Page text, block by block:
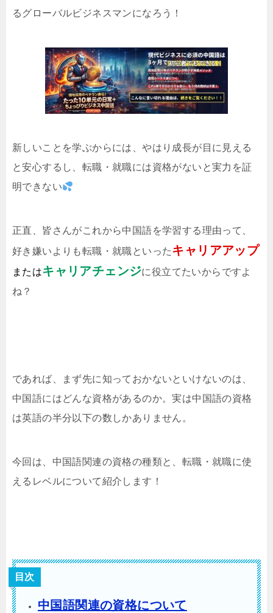
るグローバルビジネスマンになろう！
新しいことを学ぶからには、やはり成長が目に見える
と安心するし、転職・就職には資格がないと実力を証
明できない
正直、皆さんがこれから中国語を学習する理由って、
好き嫌いよりも転職・就職といった キャリアアップ
またはキャリアチェンジに役立てたいからですよ
ね？
であれば、まず先に知っておかないといけないのは、
中国語にはどんな資格があるのか。実は中国語の資格
は英語の半分以下の数しかありません。
今回は、中国語関連の資格の種類と、転職・就職に使
えるレベルについて紹介します！
目次
中国語関連の資格について